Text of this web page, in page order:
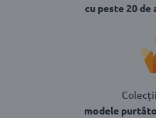
cu peste 20 de
modele